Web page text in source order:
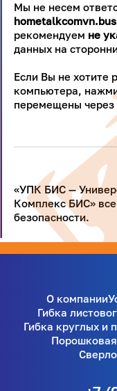
Мы не несем
рекомендуем не
данных на
Если Вы не хотите
компьютера,
перемещены через
«УПК БИС —
Комплекс БИС»
безопасности.
О компании
Гибка
Гибка круглых и